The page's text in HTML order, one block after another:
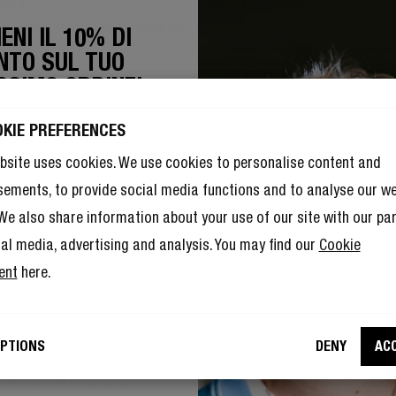
PREFERENCES
uses cookies. We use cookies to personalise content and
to provide social media functions and to analyse our
also share information about your use of our site with our
media, advertising and analysis. You may find our Cookie
here.
DENY
Bluetooth, ideale per le tue
Altoparlante Wireless Bluetooth,
53 Recensioni
DI SCONTO SUL TUO
IL 10% DI
SUL TUO
ORDINE!
membro del Rebel Club
anche di tantissimi altri
Trova ulteriori informazioni qui
all’utilizzo del mio e-mail da
di Fresh ‘n Rebel a scopi di